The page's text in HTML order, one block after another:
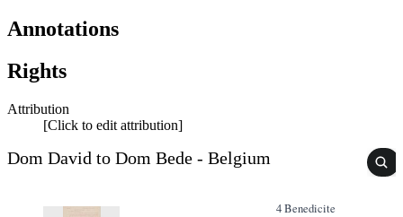
Annotations
Rights
Attribution
[Click to edit attribution]
Dom David to Dom Bede - Belgium
4 Benedicite